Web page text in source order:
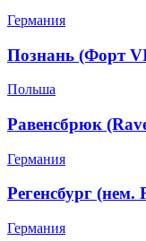
Германия
Познань (Форт
Польша
Равенсбрюк
Германия
Регенсбург (нем.
Германия